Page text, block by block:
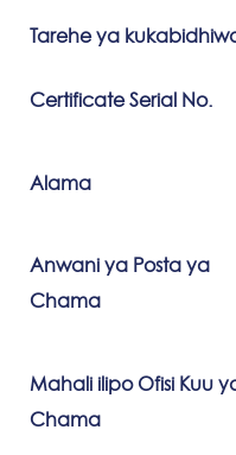
Tarehe ya
Certificate Serial No.
Alama
Anwani ya Posta ya
Chama
Mahali ilipo Ofisi Kuu
Chama